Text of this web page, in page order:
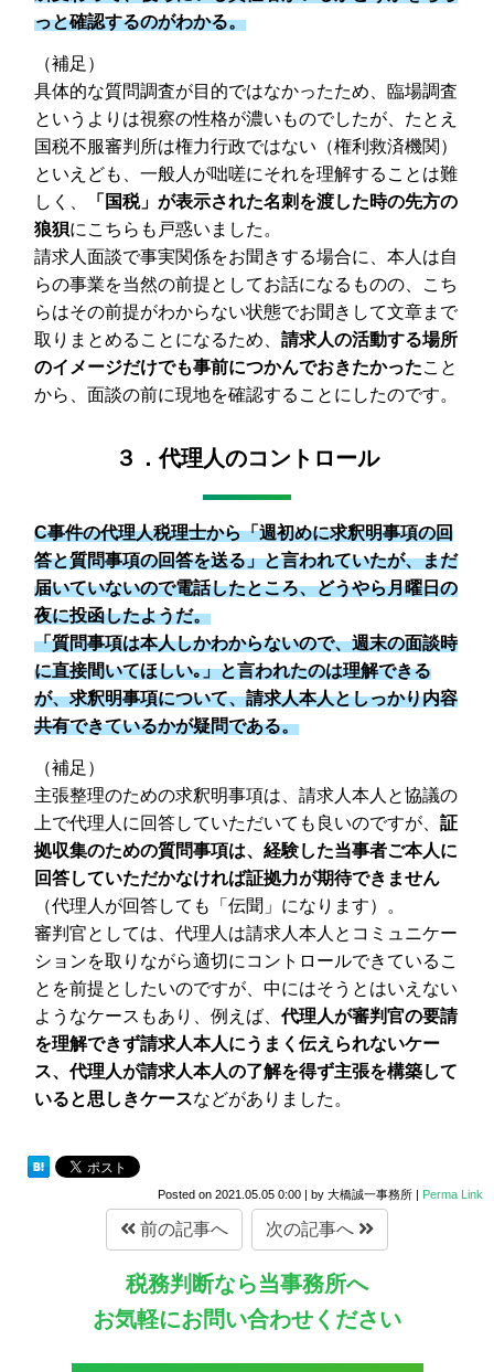
っと確認するのがわかる。
（補足）
具体的な質問調査が目的ではなかったため、臨場調査
というよりは視察の性格が濃いものでしたが、たとえ
国税不服審判所は権力行政ではない（権利救済機関）
といえども、一般人が咄嗟にそれを理解することは難
しく、
「国税」が表示された名刺を渡した時の先方の
狼狽にこちらも戸惑いました。
請求人面談で事実関係をお聞きする場合に、本人は自
らの事業を当然の前提としてお話になるものの、こち
らはその前提がわからない状態でお聞きして文章まで
取りまとめることになるため、請求人の活動する場所
のイメージだけでも事前につかんでおきたかったこと
から、面談の前に現地を確認することにしたのです。
３．代理人のコントロール
C事件の代理人税理士から「週初めに求釈明事項の回
答と質問事項の回答を送る」と言われていたが、まだ
届いていないので電話したところ、どうやら月曜日の
夜に投函したようだ。
「質問事項は本人しかわからないので、週末の面談時
に直接間いてほしい｡」と言われたのは理解できる
が、求釈明事項について、請求人本人としっかり内容
共有できているかが疑問である。
（補足）
主張整理のための求釈明事項は、請求人本人と協議の
上で代理人に回答していただいても良いのですが、証
拠収集のための質問事項は、経験した当事者ご本人に
回答していただかなければ証拠力が期待できません
（代理人が回答しても「伝聞」になります）。
審判官としては、代理人は請求人本人とコミュニケー
ションを取りながら適切にコントロールできているこ
とを前提としたいのですが、中にはそうとはいえない
ようなケースもあり、例えば、代理人が審判官の要請
を理解できず請求人本人にうまく伝えられないケー
ス、代理人が請求人本人の了解を得ず主張を構築して
いると思しきケースなどがありました。
Posted on 2021.05.05 0:00 | by 大橋誠一事務所 | Perma Link
前の記事へ 次の記事へ
税務判断なら当事務所へ
お気軽にお問い合わせください